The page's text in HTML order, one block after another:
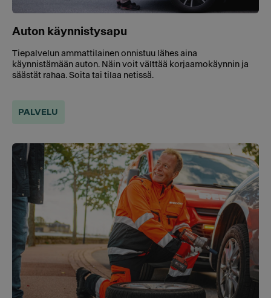
Auton käynnistysapu
Tiepalvelun ammattilainen onnistuu lähes aina
käynnistämään auton. Näin voit välttää korjaamokäynnin ja
säästät rahaa. Soita tai tilaa netissä.
PALVELU